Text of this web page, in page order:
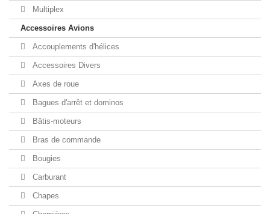
Multiplex
Accessoires Avions
Accouplements d'hélices
Accessoires Divers
Axes de roue
Bagues d'arrêt et dominos
Bâtis-moteurs
Bras de commande
Bougies
Carburant
Chapes